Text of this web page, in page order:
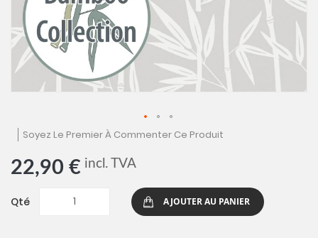
Soyez Le Premier À Commenter Ce Produit
22,90 € incl. TVA
Qté AJOUTER AU PANIER
Skip
to
the
beginning
images